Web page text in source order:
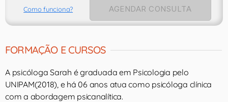
Como funciona? AGENDAR CONSULTA
FORMAÇÃO E CURSOS
A psicóloga Sarah é graduada em Psicologia pelo
UNIPAM(2018), e há 06 anos atua como psicóloga clínica
com a abordagem psicanalítica.